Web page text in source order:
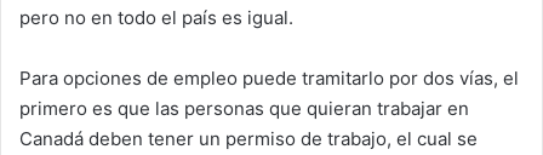
pero no en todo el país es igual.
Para opciones de empleo puede tramitarlo por dos vías, el
primero es que las personas que quieran trabajar en
Canadá deben tener un permiso de trabajo, el cual se